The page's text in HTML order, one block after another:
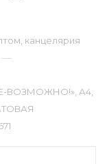
канцелярия
—
ВОЗМОЖНО!», А4,